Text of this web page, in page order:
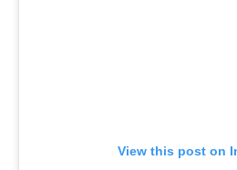
View this post on